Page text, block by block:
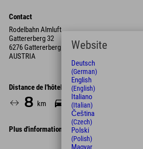
Contact
Rodelbahn Almluft
Gattererberg 32
6276 Gattererberg
AUSTRIA
Distance de l'hôtel
8 km 17 Min.
Plus d'informations
Leaflet
Website
Deutsch
(German)
English
(English)
Italiano
(Italian)
Čeština
(Czech)
Polski
(Polish)
Magyar